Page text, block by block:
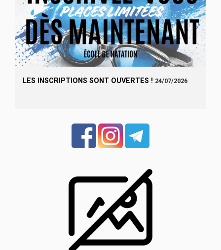
LES INSCRIPTIONS SONT OUVERTES ! 24/07/2026